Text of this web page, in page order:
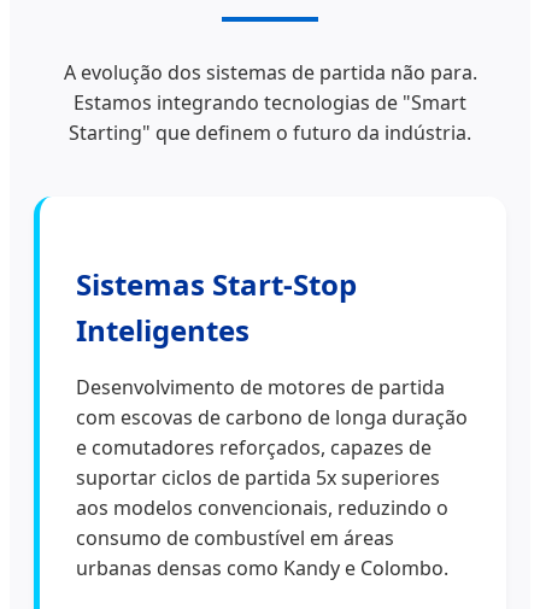
A evolução dos sistemas de partida não para.
Estamos integrando tecnologias de "Smart
Starting" que definem o futuro da indústria.
Sistemas Start-Stop
Inteligentes
Desenvolvimento de motores de partida
com escovas de carbono de longa duração
e comutadores reforçados, capazes de
suportar ciclos de partida 5x superiores
aos modelos convencionais, reduzindo o
consumo de combustível em áreas
urbanas densas como Kandy e Colombo.